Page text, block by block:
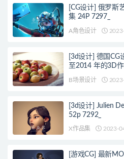
[CG设计] 俄罗斯
集 24P 7297_
A角色设计
[3d设计] 德国CG
B场景设计
[3d设计] Julien
52p 7292_
X作品集 2023-
[游戏CG] 最新